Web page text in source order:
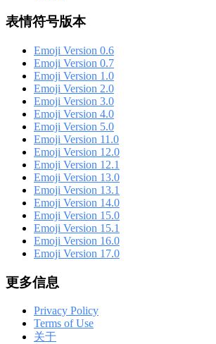
表情符号版本
Emoji Version 0.6
Emoji Version 0.7
Emoji Version 1.0
Emoji Version 2.0
Emoji Version 3.0
Emoji Version 4.0
Emoji Version 5.0
Emoji Version 11.0
Emoji Version 12.0
Emoji Version 12.1
Emoji Version 13.0
Emoji Version 13.1
Emoji Version 14.0
Emoji Version 15.0
Emoji Version 15.1
Emoji Version 16.0
Emoji Version 17.0
更多信息
Privacy Policy
Terms of Use
关于